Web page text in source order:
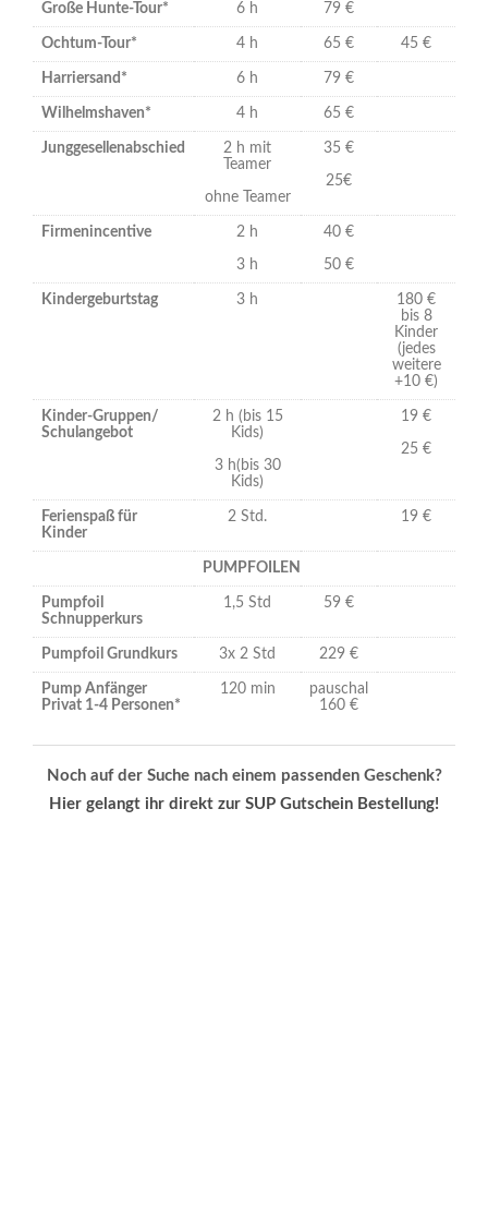
Große Hunte-Tour* 6 h 79 €
Ochtum-Tour* 4 h 65 € 45 €
Harriersand* 6 h 79 €
Wilhelmshaven* 4 h 65 €
Junggesellenabschied
2 h mit
Teamer
ohne Teamer
35 €
25€
Firmenincentive 2 h
3 h
40 €
50 €
Kindergeburtstag 3 h
180 €
bis 8
Kinder
(jedes
weitere
+10 €)
Kinder-Gruppen/
Schulangebot
2 h (bis 15
Kids)
3 h(bis 30
Kids)
19 €
25 €
Ferienspaß für
Kinder
2 Std. 19 €
PUMPFOILEN
Pumpfoil
Schnupperkurs
1,5 Std 59 €
Pumpfoil Grundkurs 3x 2 Std 229 €
Pump Anfänger
Privat 1-4 Personen*
120 min
pauschal
160 €
Noch auf der Suche nach einem passenden Geschenk?
Hier gelangt ihr direkt zur SUP Gutschein Bestellung!